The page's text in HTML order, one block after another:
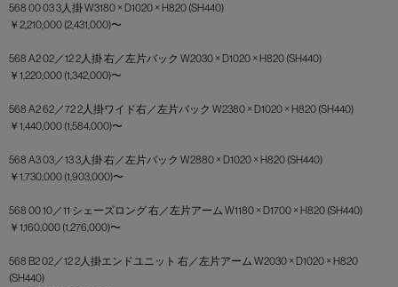
568 00 03 3人掛 W3180 × D1020 × H820 (SH440)
￥2,210,000 (2,431,000)〜
568 A2 02／12 2人掛 右／左片バック W2030 × D1020 × H820 (SH440)
￥1,220,000 (1,342,000)〜
568 A2 62／72 2人掛ワイド右／左片バック W2380 × D1020 × H820 (SH440)
￥1,440,000 (1,584,000)〜
568 A3 03／13 3人掛 右／左片バック W2880 × D1020 × H820 (SH440)
￥1,730,000 (1,903,000)〜
568 00 10／11 シェーズロング 右／左片アーム W1180 × D1700 × H820 (SH440)
￥1,160,000 (1,276,000)〜
568 B2 02／12 2人掛エンドユニット 右／左片アーム W2030 × D1020 × H820
(SH440)